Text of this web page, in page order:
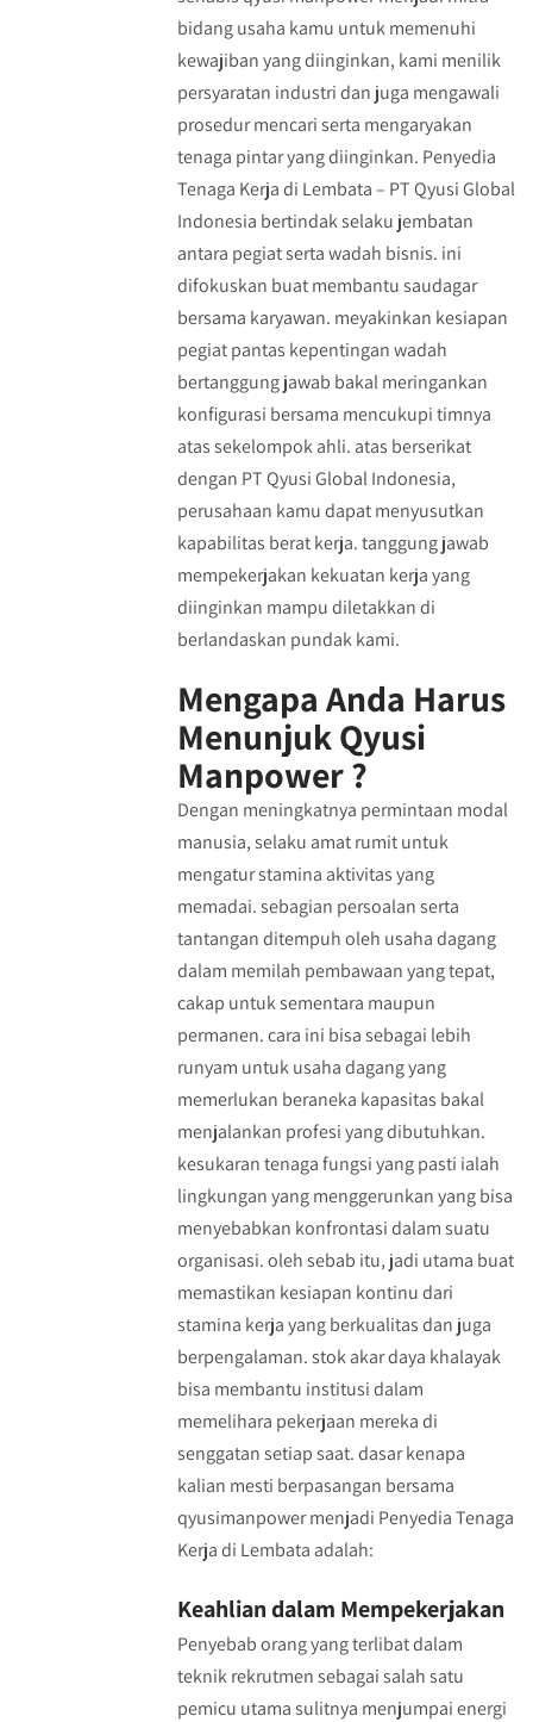
bidang usaha kamu untuk memenuhi
kewajiban yang diinginkan, kami menilik
persyaratan industri dan juga mengawali
prosedur mencari serta mengaryakan
tenaga pintar yang diinginkan. Penyedia
Tenaga Kerja di Lembata – PT Qyusi Global
Indonesia bertindak selaku jembatan
antara pegiat serta wadah bisnis. ini
difokuskan buat membantu saudagar
bersama karyawan. meyakinkan kesiapan
pegiat pantas kepentingan wadah
bertanggung jawab bakal meringankan
konfigurasi bersama mencukupi timnya
atas sekelompok ahli. atas berserikat
dengan PT Qyusi Global Indonesia,
perusahaan kamu dapat menyusutkan
kapabilitas berat kerja. tanggung jawab
mempekerjakan kekuatan kerja yang
diinginkan mampu diletakkan di
berlandaskan pundak kami.
Mengapa Anda Harus
Menunjuk Qyusi
Manpower ?
Dengan meningkatnya permintaan modal
manusia, selaku amat rumit untuk
mengatur stamina aktivitas yang
memadai. sebagian persoalan serta
tantangan ditempuh oleh usaha dagang
dalam memilah pembawaan yang tepat,
cakap untuk sementara maupun
permanen. cara ini bisa sebagai lebih
runyam untuk usaha dagang yang
memerlukan beraneka kapasitas bakal
menjalankan profesi yang dibutuhkan.
kesukaran tenaga fungsi yang pasti ialah
lingkungan yang menggerunkan yang bisa
menyebabkan konfrontasi dalam suatu
organisasi. oleh sebab itu, jadi utama buat
memastikan kesiapan kontinu dari
stamina kerja yang berkualitas dan juga
berpengalaman. stok akar daya khalayak
bisa membantu institusi dalam
memelihara pekerjaan mereka di
senggatan setiap saat. dasar kenapa
kalian mesti berpasangan bersama
qyusimanpower menjadi Penyedia Tenaga
Kerja di Lembata adalah:
Keahlian dalam Mempekerjakan
Penyebab orang yang terlibat dalam
teknik rekrutmen sebagai salah satu
pemicu utama sulitnya menjumpai energi